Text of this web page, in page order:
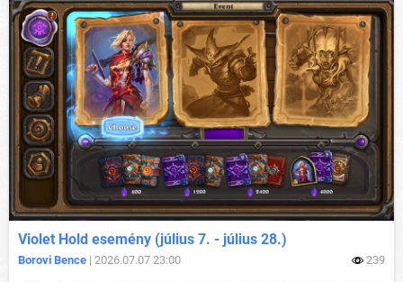
Violet Hold esemény (július 7. - július 28.)
Borovi Bence | 2026.07.07 23:00 239